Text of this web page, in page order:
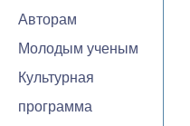
Авторам
Молодым ученым
Культурная
программа